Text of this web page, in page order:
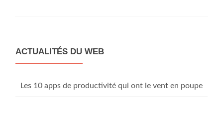
ACTUALITÉS DU WEB
Les 10 apps de productivité qui ont le vent en poupe